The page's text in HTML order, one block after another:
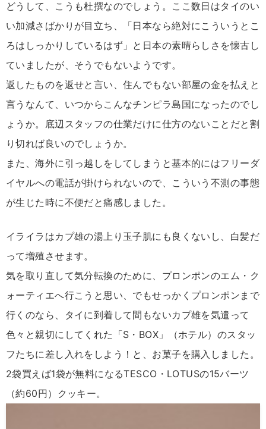
どうして、こうも杜撰なのでしょう。ここ数日はタイのい
い加減さばかりが目立ち、「日本なら絶対にこういうとこ
ろはしっかりしているはず」と日本の素晴らしさを懐古し
ていましたが、そうでもないようです。
返したものを返せと言い、住んでもない部屋の金を払えと
言うなんて、いつからこんなチンピラ島国になったのでし
ょうか。底辺スタッフの仕業だけに仕方のないことだと割
り切れば良いのでしょうか。
また、海外に引っ越しをしてしまうと基本的にはフリーダ
イヤルへの電話が掛けられないので、こういう不測の事態
が生じた時に不便だと痛感しました。
イライラはカプ雄の湯上り玉子肌にも良くないし、白髪だ
って増殖させます。
気を取り直して気分転換のために、プロンポンのエム・ク
ォーティエへ行こうと思い、でもせっかくプロンポンまで
行くのなら、タイに到着して間もないカプ雄を気遣って
色々と親切にしてくれた「S・BOX」（ホテル）のスタッ
フたちに差し入れをしよう！と、お菓子を購入しました。
2袋買えば1袋が無料になるTESCO・LOTUSの15バーツ
（約60円）クッキー。